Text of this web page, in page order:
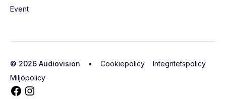
Event
© 2026 Audiovision • Cookiepolicy
Integritetspolicy
Miljöpolicy